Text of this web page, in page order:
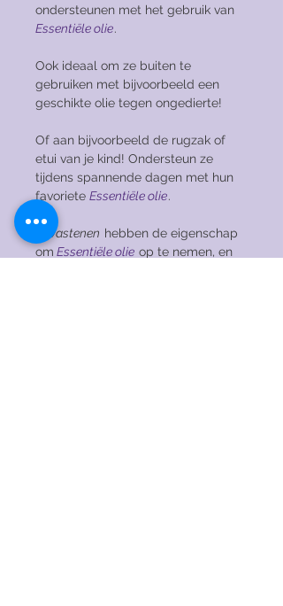
ondersteunen met het gebruik van
Essentiële olie.
Ook ideaal om ze buiten te
gebruiken met bijvoorbeeld een
geschikte olie tegen ongedierte!
Of aan bijvoorbeeld de rugzak of
etui van je kind! Ondersteun ze
tijdens spannende dagen met hun
favoriete Essentiële olie.
Lavastenen hebben de eigenschap
om Essentiële olie op te nemen, en